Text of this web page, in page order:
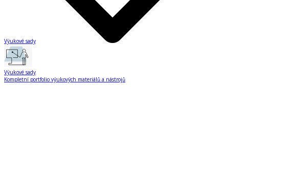
Výukové sady
Výukové sady
Kompletní portfolio výukových materiálů a nástrojů